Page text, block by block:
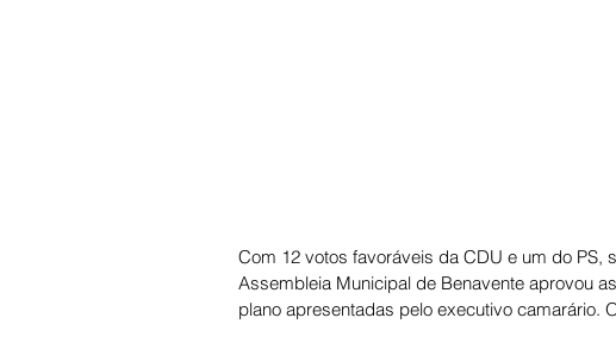
Com 12 votos favoráveis da CDU e um do PS,
Assembleia Municipal de Benavente aprovou
plano apresentadas pelo executivo camarário.